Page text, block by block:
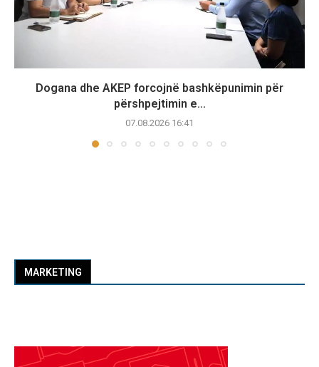
Dogana dhe AKEP forcojnë bashkëpunimin për
përshpejtimin e...
07.08.2026 16:41
MARKETING